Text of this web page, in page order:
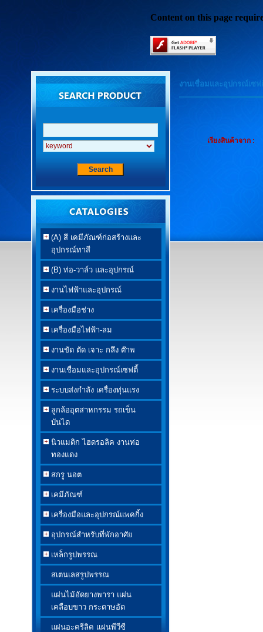
Content on this page
(A) สี เคมีภัณฑ์ก่อสร้างและ
อุปกรณ์ทาสี
(B) ท่อ-วาล์ว และอุปกรณ์
งานไฟฟ้าและอุปกรณ์
เครื่องมือช่าง
เครื่องมือไฟฟ้า-ลม
งานขัด ตัด เจาะ กลึง ต๊าพ
งานเชื่อมและอุปกรณ์เซฟตี้
ระบบส่งกำลัง เครื่องทุ่นแรง
ลูกล้ออุตสาหกรรม รถเข็น
บันได
นิวแมติก ไฮดรอลิค งานท่อ
ทองแดง
สกรู นอต
เคมีภัณฑ์
เครื่องมือและอุปกรณ์แพคกิ้ง
อุปกรณ์สำหรับที่พักอาศัย
เหล็กรูปพรรณ
สเตนเลสรูปพรรณ
แผ่นไม้อัดยางพารา แผ่น
เคลือบขาว กระดาษอัด
แผ่นอะครีลิค แผ่นพีวีซี
งานเชื่อมและอุปกรณ์เซฟ
เรียงสินค้าจาก :